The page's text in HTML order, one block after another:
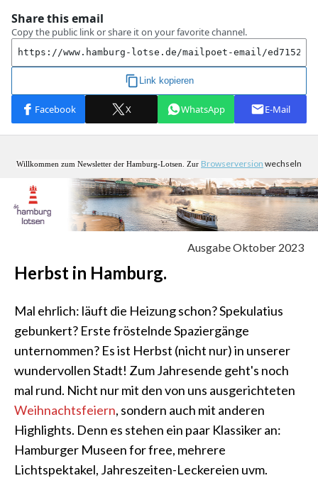
Willkommen zum Newsletter der Hamburg-Lotsen. Zur Browserversion wechseln
Ausgabe Oktober 2023
Herbst in Hamburg.
Mal ehrlich: läuft die Heizung schon? Spekulatius
gebunkert? Erste fröstelnde Spaziergänge
unternommen? Es ist Herbst (nicht nur) in unserer
wundervollen Stadt! Zum Jahresende geht's noch
mal rund. Nicht nur mit den von uns ausgerichteten
Weihnachtsfeiern, sondern auch mit anderen
Highlights. Denn es stehen ein paar Klassiker an:
Hamburger Museen for free, mehrere
Lichtspektakel, Jahreszeiten-Leckereien uvm.